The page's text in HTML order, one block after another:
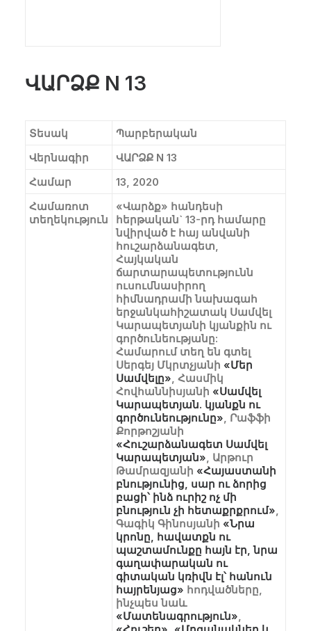
ՎԱՐՁՔ N 13
Տեսակ
Պարբերական
Վերնագիր
ՎԱՐՁՔ N 13
Համար
13, 2020
Համառոտ
տեղեկություն
«Վարձք» հանդեսի
հերթական` 13-րդ համարը
նվիրված է հայ անվանի
հուշարձանագետ,
Հայկական
ճարտարապետությունն
ուսումնասիրող
հիմնադրամի նախագահ
երջանկահիշատակ Սամվել
Կարապետյանի կյանքին ու
գործունեությանը:
Համարում տեղ են գտել
Սերգեյ Մկրտչյանի «Մեր
Սամվելը», Հասմիկ
Հովհաննիսյանի «Սամվել
Կարապետյան. կյանքն ու
գործունեությունը», Րաֆֆի
Քորթոշյանի
«Հուշարձանագետ Սամվել
Կարապետյան», Արթուր
Թամրազյանի «Հայաստանի
բնությունից, սար ու ձորից
բացի՝ ինձ ուրիշ ոչ մի
բնություն չի հետաքրքրում»,
Գագիկ Գինոսյանի «Նրա
կրոնը, հավատքն ու
պաշտամունքը հայն էր, նրա
գաղափարական ու
գիտական կռիվն էլ՝ հանուն
հայրենյաց» հոդվածները,
ինչպես նաև
«Մատենագրություն»,